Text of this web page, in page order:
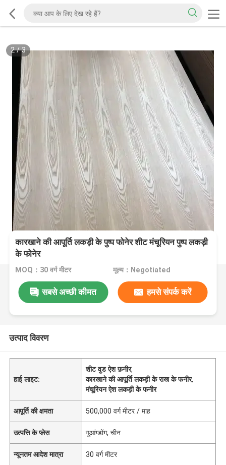
2/3
कारखाने की आपूर्ति लकड़ी के पुष्प फोनेर शीट मंचूरियन पुष्प लकड़ी
के फोनेर
MOQ：30 वर्ग मीटर मूल्य：Negotiated
सबसे अच्छी कीमत हमसे संपर्क करें
उत्पाद विवरण
हाई लाइट:
शीट वुड ऐश फ़नीर,
कारखाने की आपूर्ति लकड़ी के राख के फनीर,
मंचूरियन ऐश लकड़ी के फनीर
आपूर्ति की क्षमता 500,000 वर्ग मीटर / माह
उत्पत्ति के प्लेस गुआंग्डोंग, चीन
न्यूनतम आदेश मात्रा 30 वर्ग मीटर